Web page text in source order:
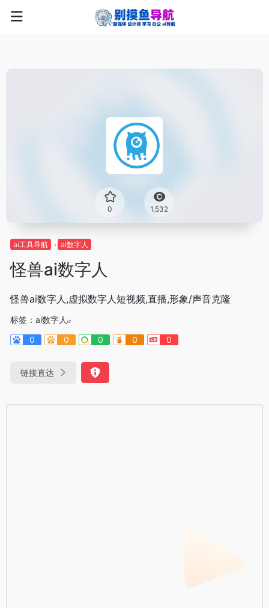
0 1,532
ai工具导航 ai数字人
怪兽ai数字人
怪兽ai数字人,虚拟数字人短视频,直播,形象/声音克隆
标签： ai数字人
0
0 0 0 0
链接直达